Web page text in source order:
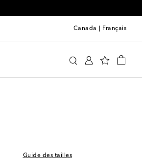
Canada Français
Guide des tailles